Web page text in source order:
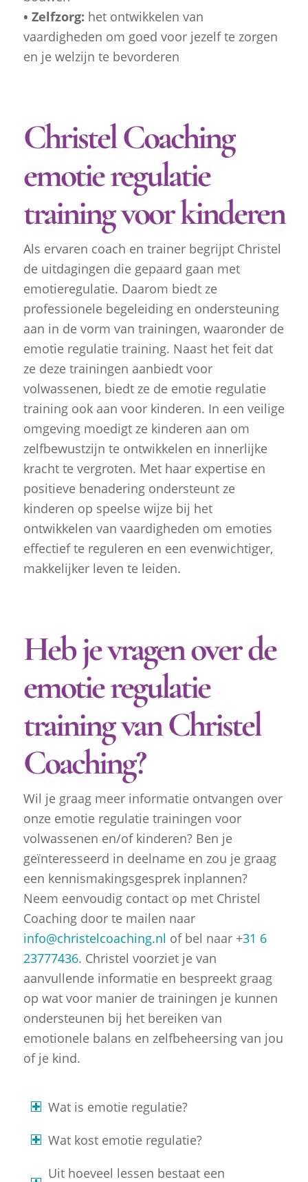
• Zelfzorg: het ontwikkelen van
vaardigheden om goed voor jezelf te zorgen
en je welzijn te bevorderen
Christel Coaching
emotie regulatie
training voor kinderen
Als ervaren coach en trainer begrijpt Christel
de uitdagingen die gepaard gaan met
emotieregulatie. Daarom biedt ze
professionele begeleiding en ondersteuning
aan in de vorm van trainingen, waaronder de
emotie regulatie training. Naast het feit dat
ze deze trainingen aanbiedt voor
volwassenen, biedt ze de emotie regulatie
training ook aan voor kinderen. In een veilige
omgeving moedigt ze kinderen aan om
zelfbewustzijn te ontwikkelen en innerlijke
kracht te vergroten. Met haar expertise en
positieve benadering ondersteunt ze
kinderen op speelse wijze bij het
ontwikkelen van vaardigheden om emoties
effectief te reguleren en een evenwichtiger,
makkelijker leven te leiden.
Heb je vragen over de
emotie regulatie
training van Christel
Coaching?
Wil je graag meer informatie ontvangen over
onze emotie regulatie trainingen voor
volwassenen en/of kinderen? Ben je
geïnteresseerd in deelname en zou je graag
een kennismakingsgesprek inplannen?
Neem eenvoudig contact op met Christel
Coaching door te mailen naar
info@christelcoaching.nl of bel naar +31 6
23777436. Christel voorziet je van
aanvullende informatie en bespreekt graag
op wat voor manier de trainingen je kunnen
ondersteunen bij het bereiken van
emotionele balans en zelfbeheersing van jou
of je kind.
Wat is emotie regulatie?
Wat kost emotie regulatie?
Uit hoeveel lessen bestaat een